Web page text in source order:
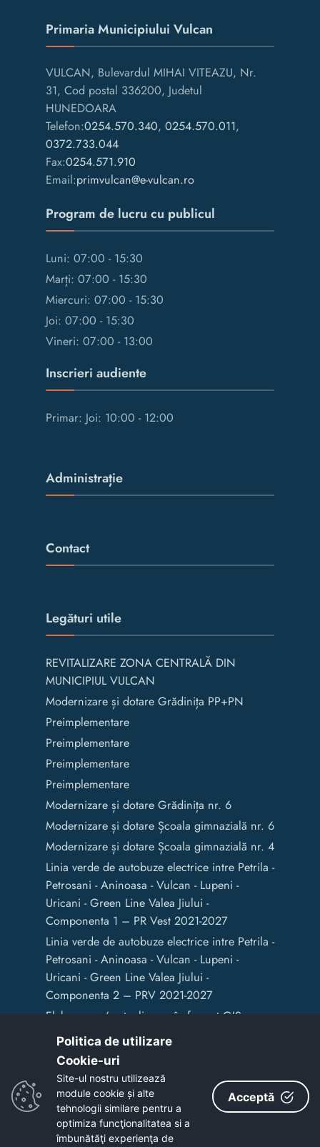
Primaria Municipiului Vulcan
VULCAN, Bulevardul MIHAI VITEAZU, Nr.
31, Cod postal 336200, Judetul
HUNEDOARA
Telefon:0254.570.340, 0254.570.011,
0372.733.044
Fax:0254.571.910
Email:primvulcan@e-vulcan.ro
Program de lucru cu publicul
Luni: 07:00 - 15:30
Marți: 07:00 - 15:30
Miercuri: 07:00 - 15:30
Joi: 07:00 - 15:30
Vineri: 07:00 - 13:00
Inscrieri audiente
Primar: Joi: 10:00 - 12:00
Administrație
Contact
Legături utile
REVITALIZARE ZONA CENTRALĂ DIN
MUNICIPIUL VULCAN
Modernizare și dotare Grădinița PP+PN
Preimplementare
Preimplementare
Preimplementare
Preimplementare
Modernizare și dotare Grădinița nr. 6
Modernizare și dotare Școala gimnazială nr. 6
Modernizare și dotare Școala gimnazială nr. 4
Linia verde de autobuze electrice intre Petrila -
Petrosani - Aninoasa - Vulcan - Lupeni -
Uricani - Green Line Valea Jiului -
Componenta 1 – PR Vest 2021-2027
Linia verde de autobuze electrice intre Petrila -
Petrosani - Aninoasa - Vulcan - Lupeni -
Uricani - Green Line Valea Jiului -
Componenta 2 – PRV 2021-2027
Elaborarea / actualizarea în format GIS a
documentelor de amenajare a teritoriului și
de planificare urbană a Municipiului Vulcan
Copyright © 2020 - Primaria Municipiului Vulcan
Politica de utilizare
Cookie-uri‎
Site-ul nostru utilizează
module cookie și alte
tehnologii similare pentru a
optimiza funcţionalitatea si a
îmbunătăţi experienţa de
Acceptă